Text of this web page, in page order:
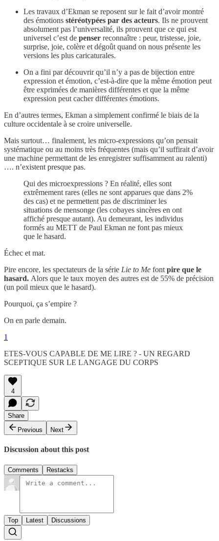
Les travaux d’Ekman se reposent sur le fait d’avoir montré
des émotions stéréotypées par des acteurs. Ils ne prouvent
absolument pas l’universalité, ils prouvent que ce qui est
universel c’est de penser reconnaître : peur, tristesse, joie,
surprise, joie, colère et dégoût quand on nous présente les
versions les plus caricaturales.
On a fini par découvrir qu’il n’y a pas de bijection entre
expression et émotion, c’est-à-dire que la même émotion peut
être exprimées de manières différentes et que la même
expression peut cacher différentes émotions.
En d’autres termes, Ekman a simplement confirmé le biais de la
culture occidentale à se croire universelle.
Mais surtout… finalement, les micro-expressions qu’on pensait
systématique ou au moins très fréquentes (mais qu’il suffirait d’avoir
une machine permettant de les enregistrer suffisamment au ralenti)
…. n’existent presque pas.
Qui des microexpressions ? En réalité, elles sont
extrêmement rares (elles ne sont apparues que dans 2%
des cas) et ne permettent pas de discriminer les
situations de mensonge (les cobayes sincères en ont
affiché presque autant). Au demeurant, les individus
formés au METT de Paul Ekman ne font pas mieux
que le hasard.
Échec et mat.
Pire encore, les spectateurs de la série Lie to Me font pire que le
hasard. Alors que le taux moyen des autres est de 55% de précision
(un poil mieux que le hasard).
Pourquoi, ça s’empire ?
On en parle demain.
1
ETES-VOUS CAPABLE DE ME LIRE ? - UN REGARD
SCEPTIQUE SUR LE LANGAGE DU CORPS
4
Share
Previous
Next
Discussion about this post
Comments Restacks
Top Latest Discussions